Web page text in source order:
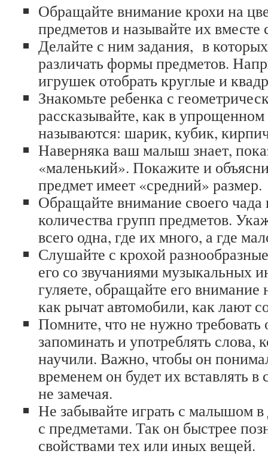
Обращайте внимание крохи на
предметов и называйте их вместе
Делайте с ним задания, в
различать формы предметов.
игрушек отобрать круглые и
Знакомьте ребенка с
рассказывайте, как в
называются: шарик, кубик,
Наверняка ваш малыш знает,
«маленький». Покажите и
предмет имеет «средний» размер.
Обращайте внимание своего чада
количества групп предметов.
всего одна, где их много, а где
Слушайте с крохой
его со звучаниями музыкальных
гуляете, обращайте его
как рычат автомобили, как лают
Помните, что не нужно требовать
запоминать и употреблять слова,
научили. Важно, чтобы он
временем он будет их вставлять в
не замечая.
Не забывайте играть с малышом
с предметами. Так он быстрее
свойствами тех или иных вещей.